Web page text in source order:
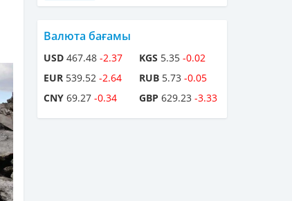
Валюта бағамы
USD 467.48 -2.37
EUR 539.52 -2.64
CNY 69.27 -0.34
KGS 5.35 -0.02
RUB 5.73 -0.05
GBP 629.23 -3.33